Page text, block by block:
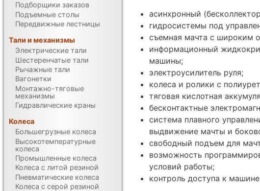
асинхронный
гидросистемы под
съемная мачта с широким
информационный
машины;
электроусилитель руля;
колеса и ролики с
тяговая кислотная
бесконтактные
система плавного
выдвижение мачты и
свободный подъем для
возможность
условий работы;
контроль доступа к
Подборщики заказов
Подъемные столы
Передвижные лестницы
Тали и механизмы
Электрические тали
Шестеренчатые тали
Рычажные тали
Вагонетки
Монтажно-тяговые
механизмы
Гидравлические краны
Колеса
Большегрузные колеса
Высокотемпературные
колеса
Промышленные колеса
Колеса с литой резиной
Пневматические колеса
Колеса с серой резиной